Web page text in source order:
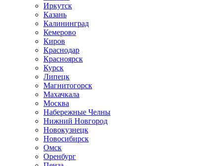
Иркутск
Казань
Калининград
Кемерово
Киров
Краснодар
Красноярск
Курск
Липецк
Магнитогорск
Махачкала
Москва
Набережные Челны
Нижний Новгород
Новокузнецк
Новосибирск
Омск
Оренбург